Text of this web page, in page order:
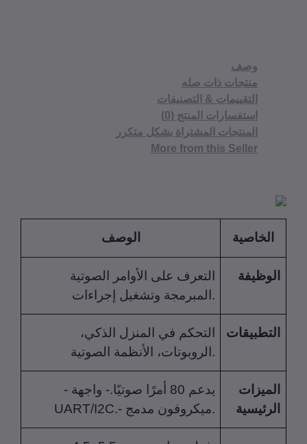
منتجات ذات صله
التقييمات & التصنيفات
استفسارات المنتج (0)
المنتجات المشتراة بشكل متكرر
More from this Seller
الخاصية الوصف
التعرف على الأوامر الصوتية
التحكم في المنزل الذكي،
- يدعم 80 أمرًا صوتيًا.- واجهة
UART/I2C.- ميكروفون مدمج.